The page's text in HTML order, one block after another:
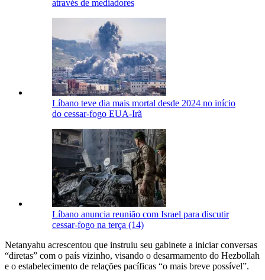
através de mediadores
Líbano teve dia mais mortal desde 2024 no início
do cessar-fogo EUA-Irã
Líbano anuncia reunião com Israel para discutir
cessar-fogo na terça (14)
Netanyahu acrescentou que instruiu seu gabinete a iniciar conversas
“diretas” com o país vizinho, visando o desarmamento do Hezbollah
e o estabelecimento de relações pacíficas “o mais breve possível”.